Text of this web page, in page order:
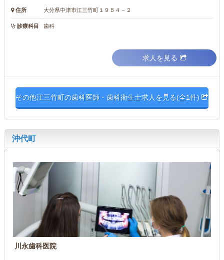
住所 大分県中津市江三竹町１９５４－２
診療科目 歯科
求人を見る
その他江三竹町の歯科医師・歯科衛生士求人を見る(全1件)
沖代町
川永歯科医院